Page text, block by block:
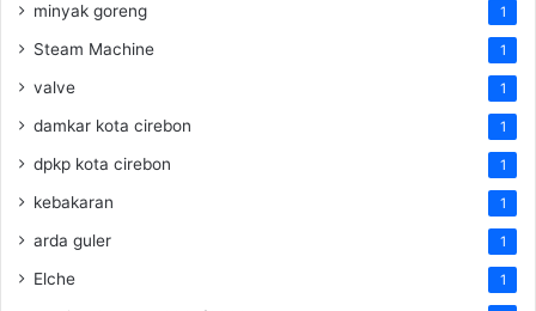
minyak goreng 1
Steam Machine 1
valve 1
damkar kota cirebon 1
dpkp kota cirebon 1
kebakaran 1
arda guler 1
Elche 1